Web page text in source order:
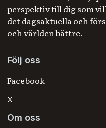
perspektiv till dig som
det dagsaktuella och
och världen bättre.
Följ oss
Facebook
X
Om oss